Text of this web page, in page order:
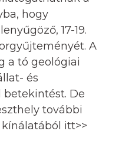
hogy
17-19.
A
a tó geológiai
és
betekintést. De
további
itt>>